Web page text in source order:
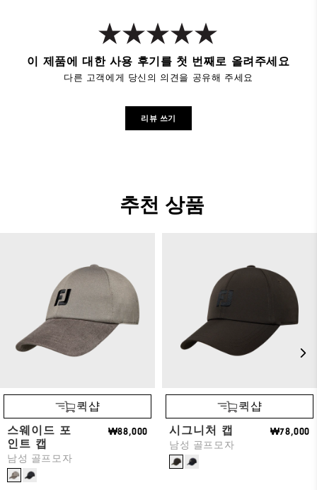
이 제품에 대한 사용 후기를 첫 번째로 올려주세요
다른 고객에게 당신의 의견을 공유해 주세요
리뷰 쓰기
추천 상품
퀵샵
스웨이드 포
인트 캡
남성 골프모자
₩88,000
퀵샵
시그니처 캡
남성 골프모자
₩78,000